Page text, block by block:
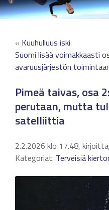
« Kuuhulluus iski
Suomi lisää voimakkaasti
avaruusjärjestön
Pimeä taivas, osa
perutaan, mutta
satelliittia
2.2.2026 klo 17.48,
Kategoriat: Terveisiä